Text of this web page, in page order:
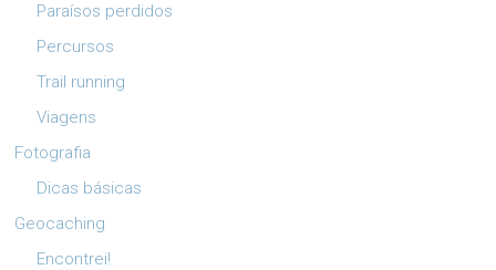
Paraísos perdidos
Percursos
Trail running
Viagens
Fotografia
Dicas básicas
Geocaching
Encontrei!